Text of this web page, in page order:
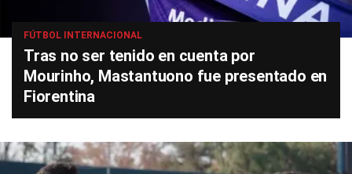
FÚTBOL INTERNACIONAL
Tras no ser tenido en cuenta por
Mourinho, Mastantuono fue presentado en
Fiorentina